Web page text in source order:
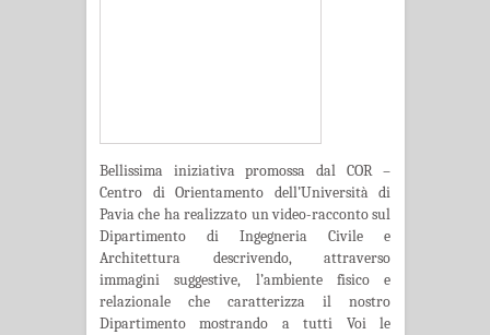
Bellissima iniziativa promossa dal COR –
Centro di Orientamento dell’Università di
Pavia che ha realizzato un video-racconto sul
Dipartimento di Ingegneria Civile e
Architettura descrivendo, attraverso
immagini suggestive, l’ambiente fisico e
relazionale che caratterizza il nostro
Dipartimento mostrando a tutti Voi le